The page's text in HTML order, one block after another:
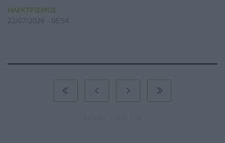
ΗΛΕΚΤΡΙΣΜΟΣ
22/07/2026 - 06:54